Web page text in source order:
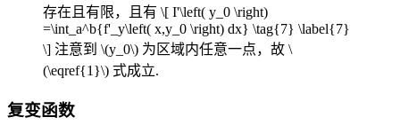
存在且有限，且有 \[ I'\left( y_0 \right)
=\int_a^b{f'_y\left( x,y_0 \right) dx} \tag{7} \label{7}
\] 注意到 \(y_0\) 为区域内任意一点，故 \
(\eqref{1}\) 式成立.
复变函数